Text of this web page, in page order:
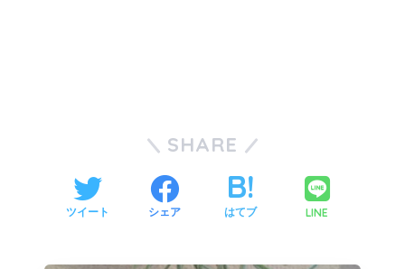
SHARE
ツイート シェア はてブ LINE